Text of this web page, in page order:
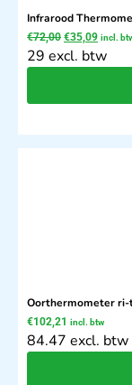
Infrarood
€72,00 €35,09 incl.
29 excl. btw
Oorthermometer
€102,21 incl. btw
84.47 excl. btw